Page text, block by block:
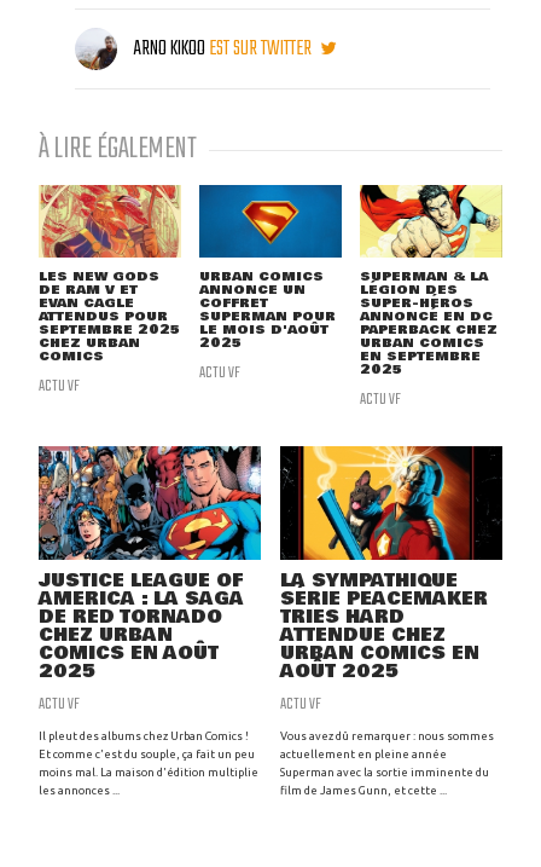
ARNO KIKOOEST SUR TWITTER
À LIRE ÉGALEMENT
LES NEW GODS
DE RAM V ET
EVAN CAGLE
ATTENDUS POUR
SEPTEMBRE 2025
CHEZ URBAN
COMICS
ACTU VF
URBAN COMICS
ANNONCE UN
COFFRET
SUPERMAN POUR
LE MOIS D'AOÛT
2025
ACTU VF
SUPERMAN & LA
LÉGION DES
SUPER-HÉROS
ANNONCÉ EN DC
PAPERBACK CHEZ
URBAN COMICS
EN SEPTEMBRE
2025
ACTU VF
JUSTICE LEAGUE OF
AMERICA : LA SAGA
DE RED TORNADO
CHEZ URBAN
COMICS EN AOÛT
2025
ACTU VF
Il pleut des albums chez Urban Comics !
Et comme c'est du souple, ça fait un peu
moins mal. La maison d'édition multiplie
les annonces ...
LA SYMPATHIQUE
SÉRIE PEACEMAKER
TRIES HARD
ATTENDUE CHEZ
URBAN COMICS EN
AOÛT 2025
ACTU VF
Vous avez dû remarquer : nous sommes
actuellement en pleine année
Superman avec la sortie imminente du
film de James Gunn, et cette ...